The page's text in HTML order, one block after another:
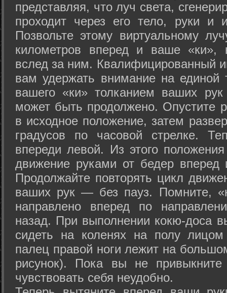
представляя, что луч света,
проходит через его тело, руки и
Позвольте этому виртуальному
километров вперед и ваше «ки»,
вслед за ним. Квалифицированный
вам удержать внимание на единой
вашего «ки» толканием ваших
может быть продолжено. Опустите
в исходное положение, затем
градусов по часовой стрелке.
впереди левой. Из этого
движение руками от бедер вперед
Продолжайте повторять цикл
ваших рук — без пауз. Помните,
направлено вперед по
назад. При выполнении кокю-доса
сидеть на коленях на полу
палец правой ноги лежит на
рисунок). Пока вы не
чувствовать себя неудобно.